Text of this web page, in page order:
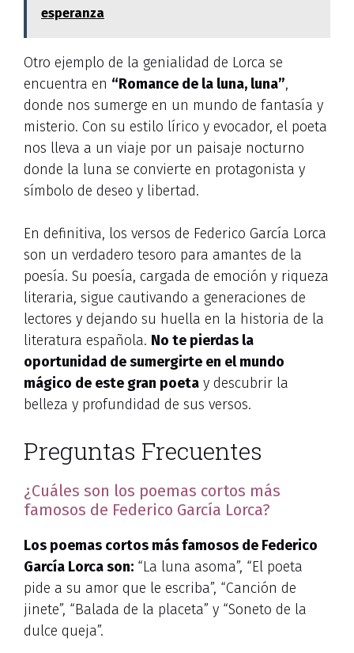
esperanza
Otro ejemplo de la genialidad de Lorca se
encuentra en “Romance de la luna, luna”,
donde nos sumerge en un mundo de fantasía y
misterio. Con su estilo lírico y evocador, el poeta
nos lleva a un viaje por un paisaje nocturno
donde la luna se convierte en protagonista y
símbolo de deseo y libertad.
En definitiva, los versos de Federico García Lorca
son un verdadero tesoro para amantes de la
poesía. Su poesía, cargada de emoción y riqueza
literaria, sigue cautivando a generaciones de
lectores y dejando su huella en la historia de la
literatura española. No te pierdas la
oportunidad de sumergirte en el mundo
mágico de este gran poeta y descubrir la
belleza y profundidad de sus versos.
Preguntas Frecuentes
¿Cuáles son los poemas cortos más
famosos de Federico García Lorca?
Los poemas cortos más famosos de Federico
García Lorca son: “La luna asoma”, “El poeta
pide a su amor que le escriba”, “Canción de
jinete”, “Balada de la placeta” y “Soneto de la
dulce queja”.